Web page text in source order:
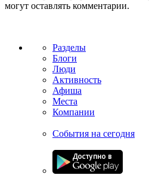
могут оставлять комментарии.
Разделы
Блоги
Люди
Активность
Афиша
Места
Компании
События на сегодня